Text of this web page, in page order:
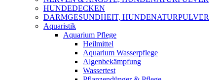
HUNDEDECKEN
DARMGESUNDHEIT, HUNDENATURPULVER
Aquaristik
Aquarium Pflege
Heilmittel
Aquarium Wasserpflege
Algenbekämpfung
Wassertest